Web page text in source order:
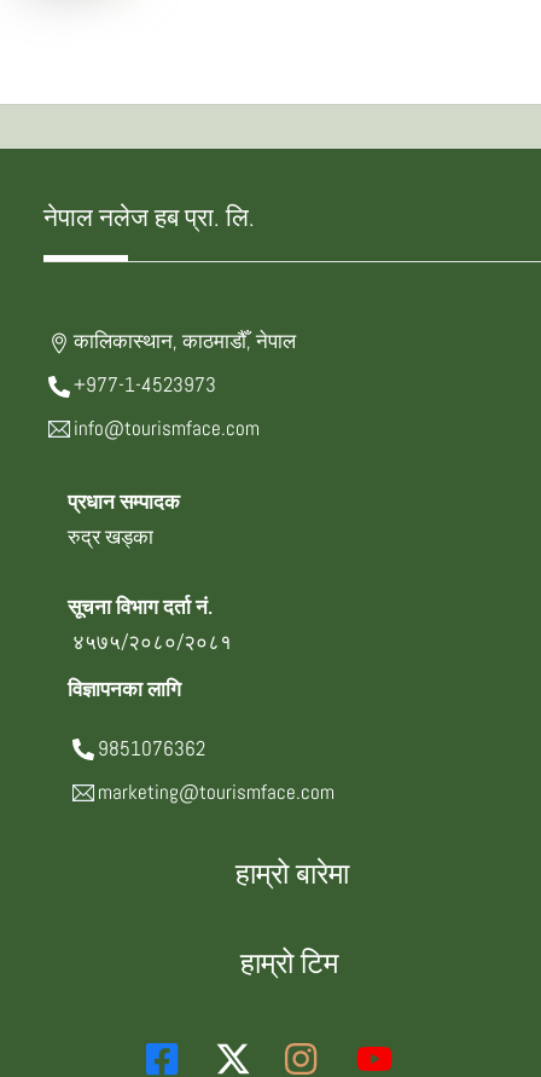
नेपाल नलेज हब प्रा. लि.
कालिकास्थान, काठमाडौँ, नेपाल
+977-1-4523973
info@tourismface.com
प्रधान सम्पादक
रुद्र खड्का
सूचना विभाग दर्ता नं.
४५७५/२०८०/२०८१
विज्ञापनका लागि
9851076362
marketing@tourismface.com
हाम्रो बारेमा
हाम्रो टिम